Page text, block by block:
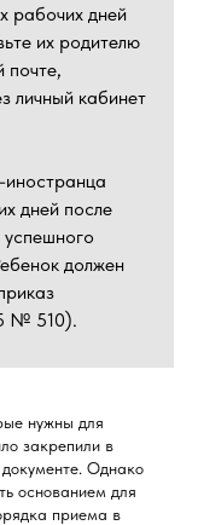
рабочих дней
их родителю
почте,
личный кабинет
иностранца
дней после
успешного
должен
№ 510).
нужны для
закрепили в
Однако
основанием для
приема в